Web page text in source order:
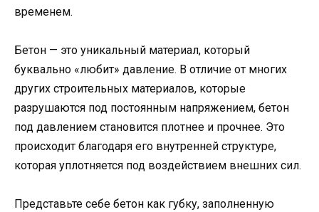
временем.
Бетон — это уникальный материал, который
буквально «любит» давление. В отличие от многих
других строительных материалов, которые
разрушаются под постоянным напряжением, бетон
под давлением становится плотнее и прочнее. Это
происходит благодаря его внутренней структуре,
которая уплотняется под воздействием внешних сил.
Представьте себе бетон как губку, заполненную